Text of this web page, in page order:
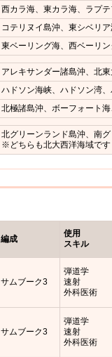
西カラ海、東カラ海、ラプ
コテリヌイ島沖、東シベリ
東ベーリング海、西ベーリ
アレキサンダー諸島沖、北
ハドソン海峡、ハドソン湾
北極諸島沖、ボーフォート
北グリーンランド島沖、南
※どちらも北大西洋海域です
編成
使用
スキル
サムブーク3
弾道学
速射
外科医術
サムブーク3
弾道学
速射
外科医術